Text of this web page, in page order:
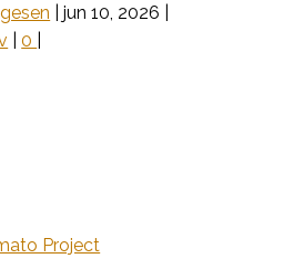
|jun 10, 2026
|0